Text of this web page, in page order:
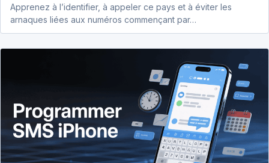
Apprenez à l’identifier, à appeler ce pays et à éviter les
arnaques liées aux numéros commençant par…